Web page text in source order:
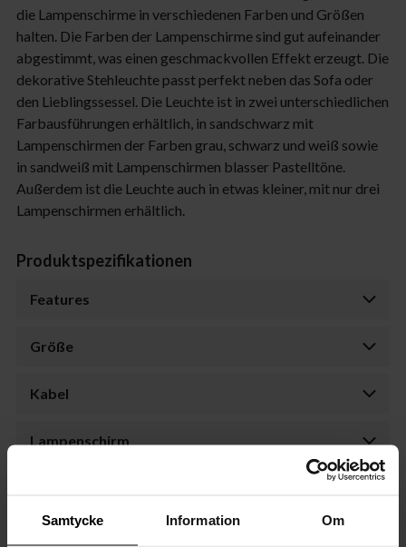
Samtycke Information Om
die Lampenschirme in verschiedenen Farben und Größen
halten. Die Farben der Lampenschirme sind gut aufeinander
abgestimmt, was einen geschmackvollen Effekt erzeugt. Die
dekorative Stehleuchte passt perfekt neben das Sofa oder
den Lieblingssessel. Die Leuchte ist in zwei unterschiedlichen
Farbausführungen erhältlich, in sandschwarz mit
Lampenschirmen der Farben grau, schwarz und weiß sowie
in sandweiß mit Lampenschirmen blasser Pastelltöne.
Außerdem ist die Leuchte auch in etwas kleiner, mit nur drei
Lampenschirmen erhältlich.
Produktspezifikationen
Features
Größe
Kabel
Lampenschirm